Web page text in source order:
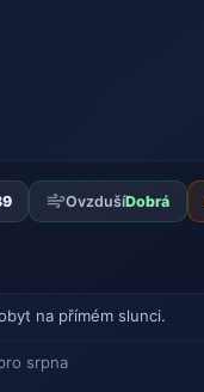
OvzdušíDobrá
na přímém slunci.
srpna